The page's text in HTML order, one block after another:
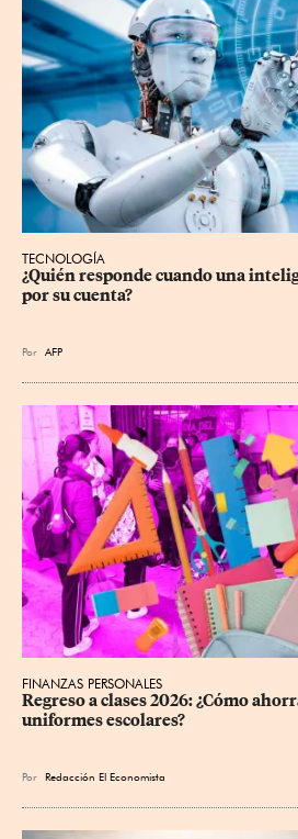
TECNOLOGÍA
¿Quién responde cuando una
por su cuenta?
Por AFP
FINANZAS PERSONALES
Regreso a clases 2026: ¿Cómo
uniformes escolares?
Por Redacción El Economista